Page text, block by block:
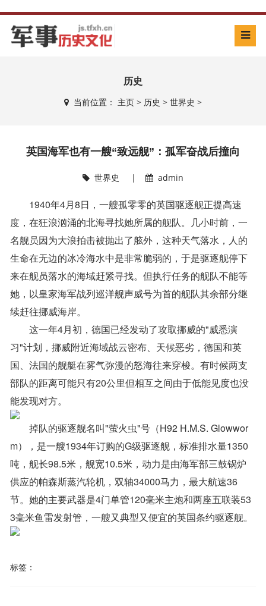
历史
当前位置： 主页> 历史 > 世界史 >
英国海军也有一艘“致远舰”：孤军奋战后撞向
世界史 | admin
1940年4月8日，一艘孤零零的英国驱逐舰正提高速
度，在狂浪汹涌的北海寻找她所属的舰队。几小时前，一
名舰员因为大浪拍击被抛出了舷外，这种天气落水，人的
生命在无边的冰冷海水中是非常脆弱的，于是驱逐舰停下
来在舰员落水的海域赶紧寻找。但执行任务的舰队不能等
她，以皇家海军战列巡洋舰声威号为首的舰队其余部分继
续赶往挪威海岸。
这一年4月初，德国已经发动了攻取挪威的"威悉演
习"计划，挪威附近海域战云密布、天候恶劣，德国和英
国、法国的舰艇在雾气弥漫的怒海往来穿梭。有时候两支
部队的距离可能只有20公里但相互之间由于低能见度也没
能发现对方。
掉队的驱逐舰名叫"萤火虫"号（H92 H.M.S. Glowwor
m），是一艘1934年订购的G级驱逐舰，标准排水量1350
吨，舰长98.5米，舰宽10.5米，动力是由海军部三鼓锅炉
供应的帕森斯蒸汽轮机，双轴34000马力，最大航速36
节。她的主要武器是4门单管120毫米主炮和两座五联装53
3毫米鱼雷发射管，一艘又典型又便宜的英国条约驱逐舰。
标签：